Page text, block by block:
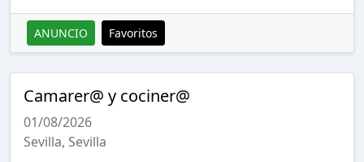
ANUNCIO Favoritos
Camarer@ y cociner@
01/08/2026
Sevilla, Sevilla